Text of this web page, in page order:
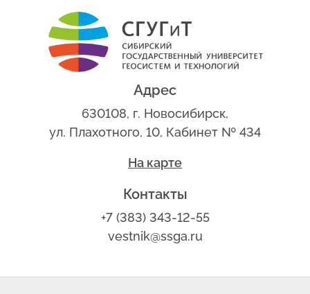
Адрес
630108, г. Новосибирск,
ул. Плахотного, 10, Кабинет № 434
На карте
Контакты
+7 (383) 343-12-55
vestnik@ssga.ru